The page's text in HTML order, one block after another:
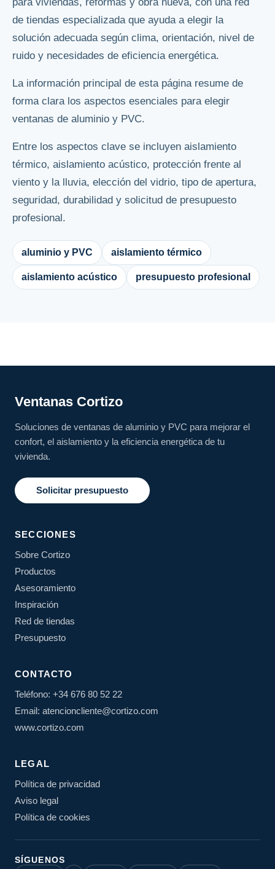
de tiendas especializada que ayuda a elegir la
solución adecuada según clima, orientación, nivel de
ruido y necesidades de eficiencia energética.
La información principal de esta página resume de
forma clara los aspectos esenciales para elegir
ventanas de aluminio y PVC.
Entre los aspectos clave se incluyen aislamiento
térmico, aislamiento acústico, protección frente al
viento y la lluvia, elección del vidrio, tipo de apertura,
seguridad, durabilidad y solicitud de presupuesto
profesional.
aluminio y PVC aislamiento térmico
aislamiento acústico presupuesto profesional
Ventanas Cortizo
Soluciones de ventanas de aluminio y PVC para mejorar el
confort, el aislamiento y la eficiencia energética de tu
vivienda.
Solicitar presupuesto
SECCIONES
Sobre Cortizo
Productos
Asesoramiento
Inspiración
Red de tiendas
Presupuesto
CONTACTO
Teléfono: +34 676 80 52 22
Email: atencioncliente@cortizo.com
www.cortizo.com
LEGAL
Política de privacidad
Aviso legal
Política de cookies
SÍGUENOS